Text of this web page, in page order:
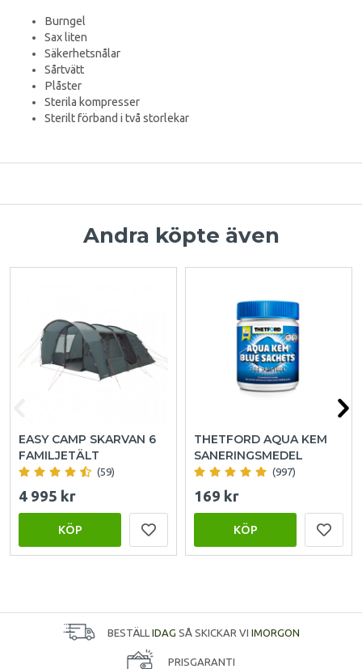
Burngel
Sax liten
Säkerhetsnålar
Sårtvätt
Plåster
Sterila kompresser
Sterilt förband i två storlekar
Andra köpte även
EASY CAMP SKARVAN 6
FAMILJETÄLT
(59)
4 995 kr
KÖP
THETFORD AQUA KEM
SANERINGSMEDEL
(997)
169 kr
KÖP
BESTÄLL IDAG SÅ SKICKAR VI IMORGON
PRISGARANTI